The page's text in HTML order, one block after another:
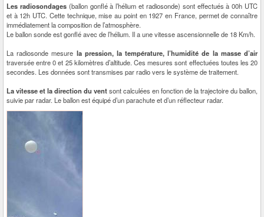
Les radiosondages (ballon gonflé à l’hélium et radiosonde) sont effectués à 00h UTC
et à 12h UTC. Cette technique, mise au point en 1927 en France, permet de connaître
immédiatement la composition de l’atmosphère.
Le ballon sonde est gonflé avec de l’hélium. Il a une vitesse ascensionnelle de 18 Km/h.
La radiosonde mesure la pression, la température, l’humidité de la masse d’air
traversée entre 0 et 25 kilomètres d’altitude. Ces mesures sont effectuées toutes les 20
secondes. Les données sont transmises par radio vers le système de traitement.
La vitesse et la direction du ventsont calculées en fonction de la trajectoire du ballon,
suivie par radar. Le ballon est équipé d’un parachute et d’un réflecteur radar.